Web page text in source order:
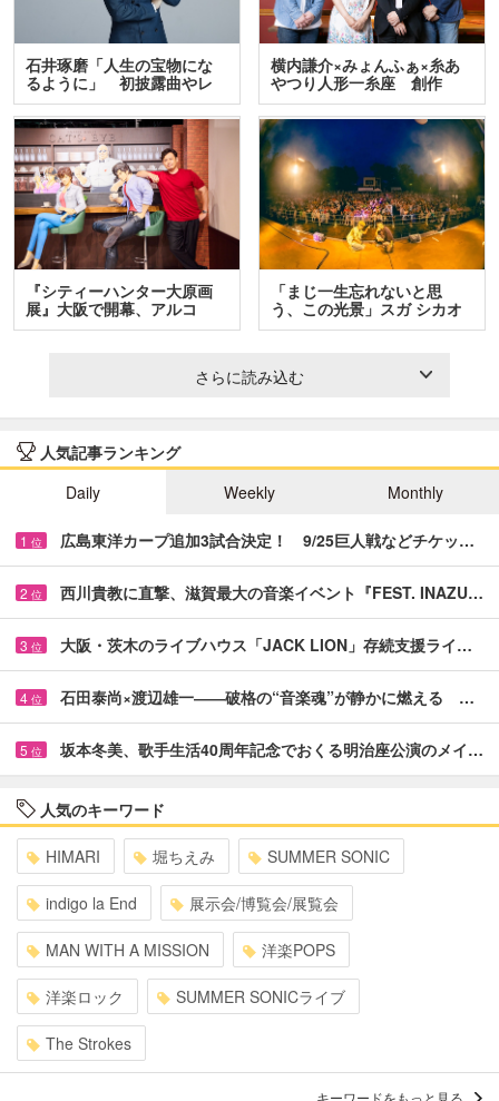
石井琢磨「人生の宝物にな
るように」 初披露曲やレ
ア…
横内謙介×みょんふぁ×糸あ
やつり人形一糸座 創作
人…
『シティーハンター大原画
展』大阪で開幕、アルコ
＆…
「まじ一生忘れないと思
う、この光景」スガ シカオ
と…
さらに読み込む
人気記事ランキング
Daily
Weekly Monthly
1 位 広島東洋カープ追加3試合決定！ 9/25巨人戦などチケッ…
2 位 西川貴教に直撃、滋賀最大の音楽イベント『FEST. INAZU…
3 位 大阪・茨木のライブハウス「JACK LION」存続支援ライ…
4 位 石田泰尚×渡辺雄一――破格の“音楽魂”が静かに燃える …
5 位 坂本冬美、歌手生活40周年記念でおくる明治座公演のメイ…
人気のキーワード
HIMARI 堀ちえみ SUMMER SONIC
indigo la End 展示会/博覧会/展覧会
MAN WITH A MISSION 洋楽POPS
洋楽ロック SUMMER SONICライブ
The Strokes
キーワードをもっと見る